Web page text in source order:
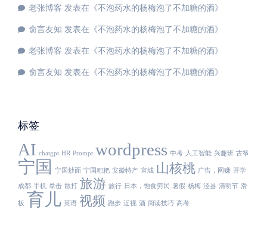
老张博客 发表在《不泡药水的杨梅泡了不加糖的酒》
俞言友知 发表在《不泡药水的杨梅泡了不加糖的酒》
老张博客 发表在《不泡药水的杨梅泡了不加糖的酒》
俞言友知 发表在《不泡药水的杨梅泡了不加糖的酒》
标签
AI chatgpt HR Prompt wordpress 中考 人工智能 兴趣班 古筝
宁国 宁国炒面 宁国粑粑 安徽特产 宣城 山核桃 广告，网赚 开学
成都 手机 拳击 散打 旅游 旅行 日本，饱食穷民 暑假 杨梅 泾县 清明节 滑
板 育儿 英语 视频 跑步 近视 酒 阅读技巧 高考